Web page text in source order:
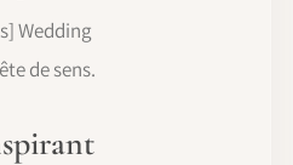
Wedding
de sens.